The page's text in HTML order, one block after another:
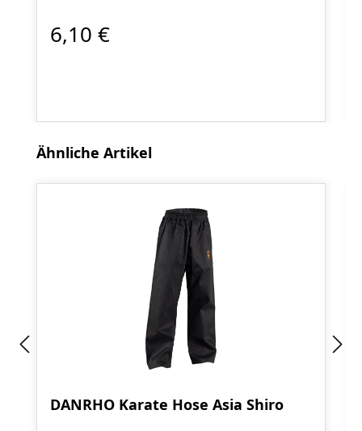
6,10 €
Produktgalerie überspringen
Ähnliche Artikel
DANRHO Karate Hose Asia Shiro